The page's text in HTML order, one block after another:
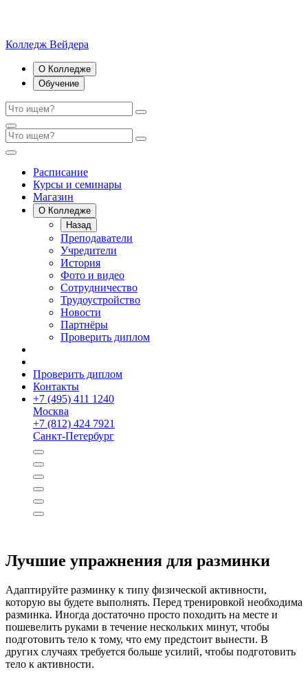
Колледж Вейдера
О Колледже
Обучение
Расписание
Курсы и семинары
Магазин
О Колледже
Назад
Преподаватели
Учредители
История
Фото и видео
Сотрудничество
Трудоустройство
Новости
Партнёры
Проверить диплом
Проверить диплом
Контакты
+7 (495) 411 1240
Москва
+7 (812) 424 7921
Санкт-Петербург
Лучшие упражнения для разминки
Адаптируйте разминку к типу физической активности,
которую вы будете выполнять. Перед тренировкой необходима
разминка. Иногда достаточно просто походить на месте и
пошевелить руками в течение нескольких минут, чтобы
подготовить тело к тому, что ему предстоит вынести. В
других случаях требуется больше усилий, чтобы подготовить
тело к активности.